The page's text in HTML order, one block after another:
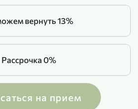
вернуть 13%
Рассрочка 0%
на прием